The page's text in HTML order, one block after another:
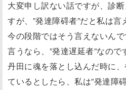
大変申し訳ない話ですが、診
すが、”発達障碍者”だと私は言
今の段階ではそう言えないんで
言うなら、”発達遅延者”なので
丹田に魂を落とし込んだ時に
ているとしたら、私は”発達障